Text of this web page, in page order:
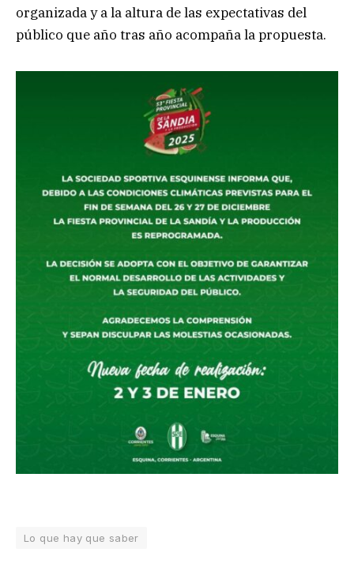
organizada y a la altura de las expectativas del
público que año tras año acompaña la propuesta.
Lo que hay que saber